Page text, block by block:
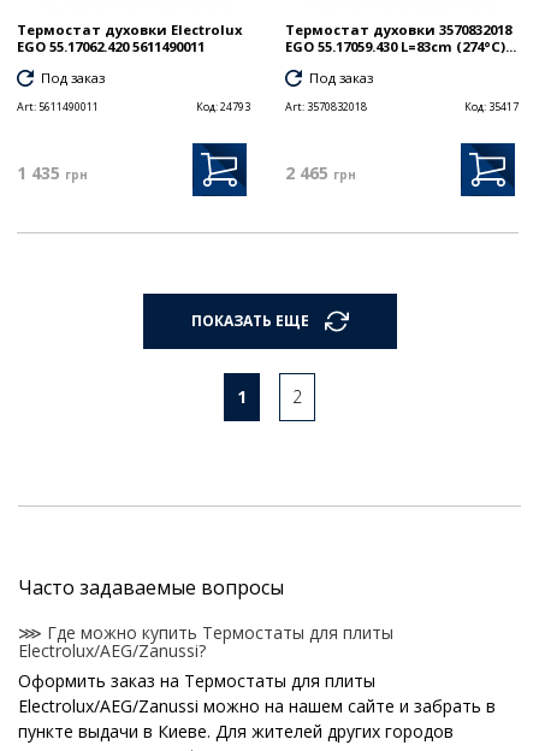
Термостат духовки Electrolux
EGO 55.17062.420 5611490011
Под заказ
Art:5611490011 Код:24793
1 435 грн
Термостат духовки 3570832018
EGO 55.17059.430 L=83cm (274°C)...
Под заказ
Art: 3570832018 Код: 35417
2 465 грн
ПОКАЗАТЬ ЕЩЕ
1 2
Часто задаваемые вопросы
⋙ Где можно купить Термостаты для плиты
Electrolux/AEG/Zanussi?
Оформить заказ на Термостаты для плиты
Electrolux/AEG/Zanussi можно на нашем сайте и забрать в
пункте выдачи в Киеве. Для жителей других городов